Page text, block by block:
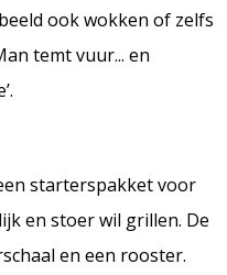
ook wokken of zelfs
temt vuur... en
starterspakket voor
en stoer wil grillen. De
en een rooster.